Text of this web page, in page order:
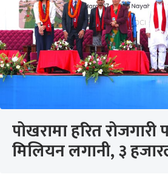
पोखरामा हरित रोजगारी
मिलियन लगानी, ३